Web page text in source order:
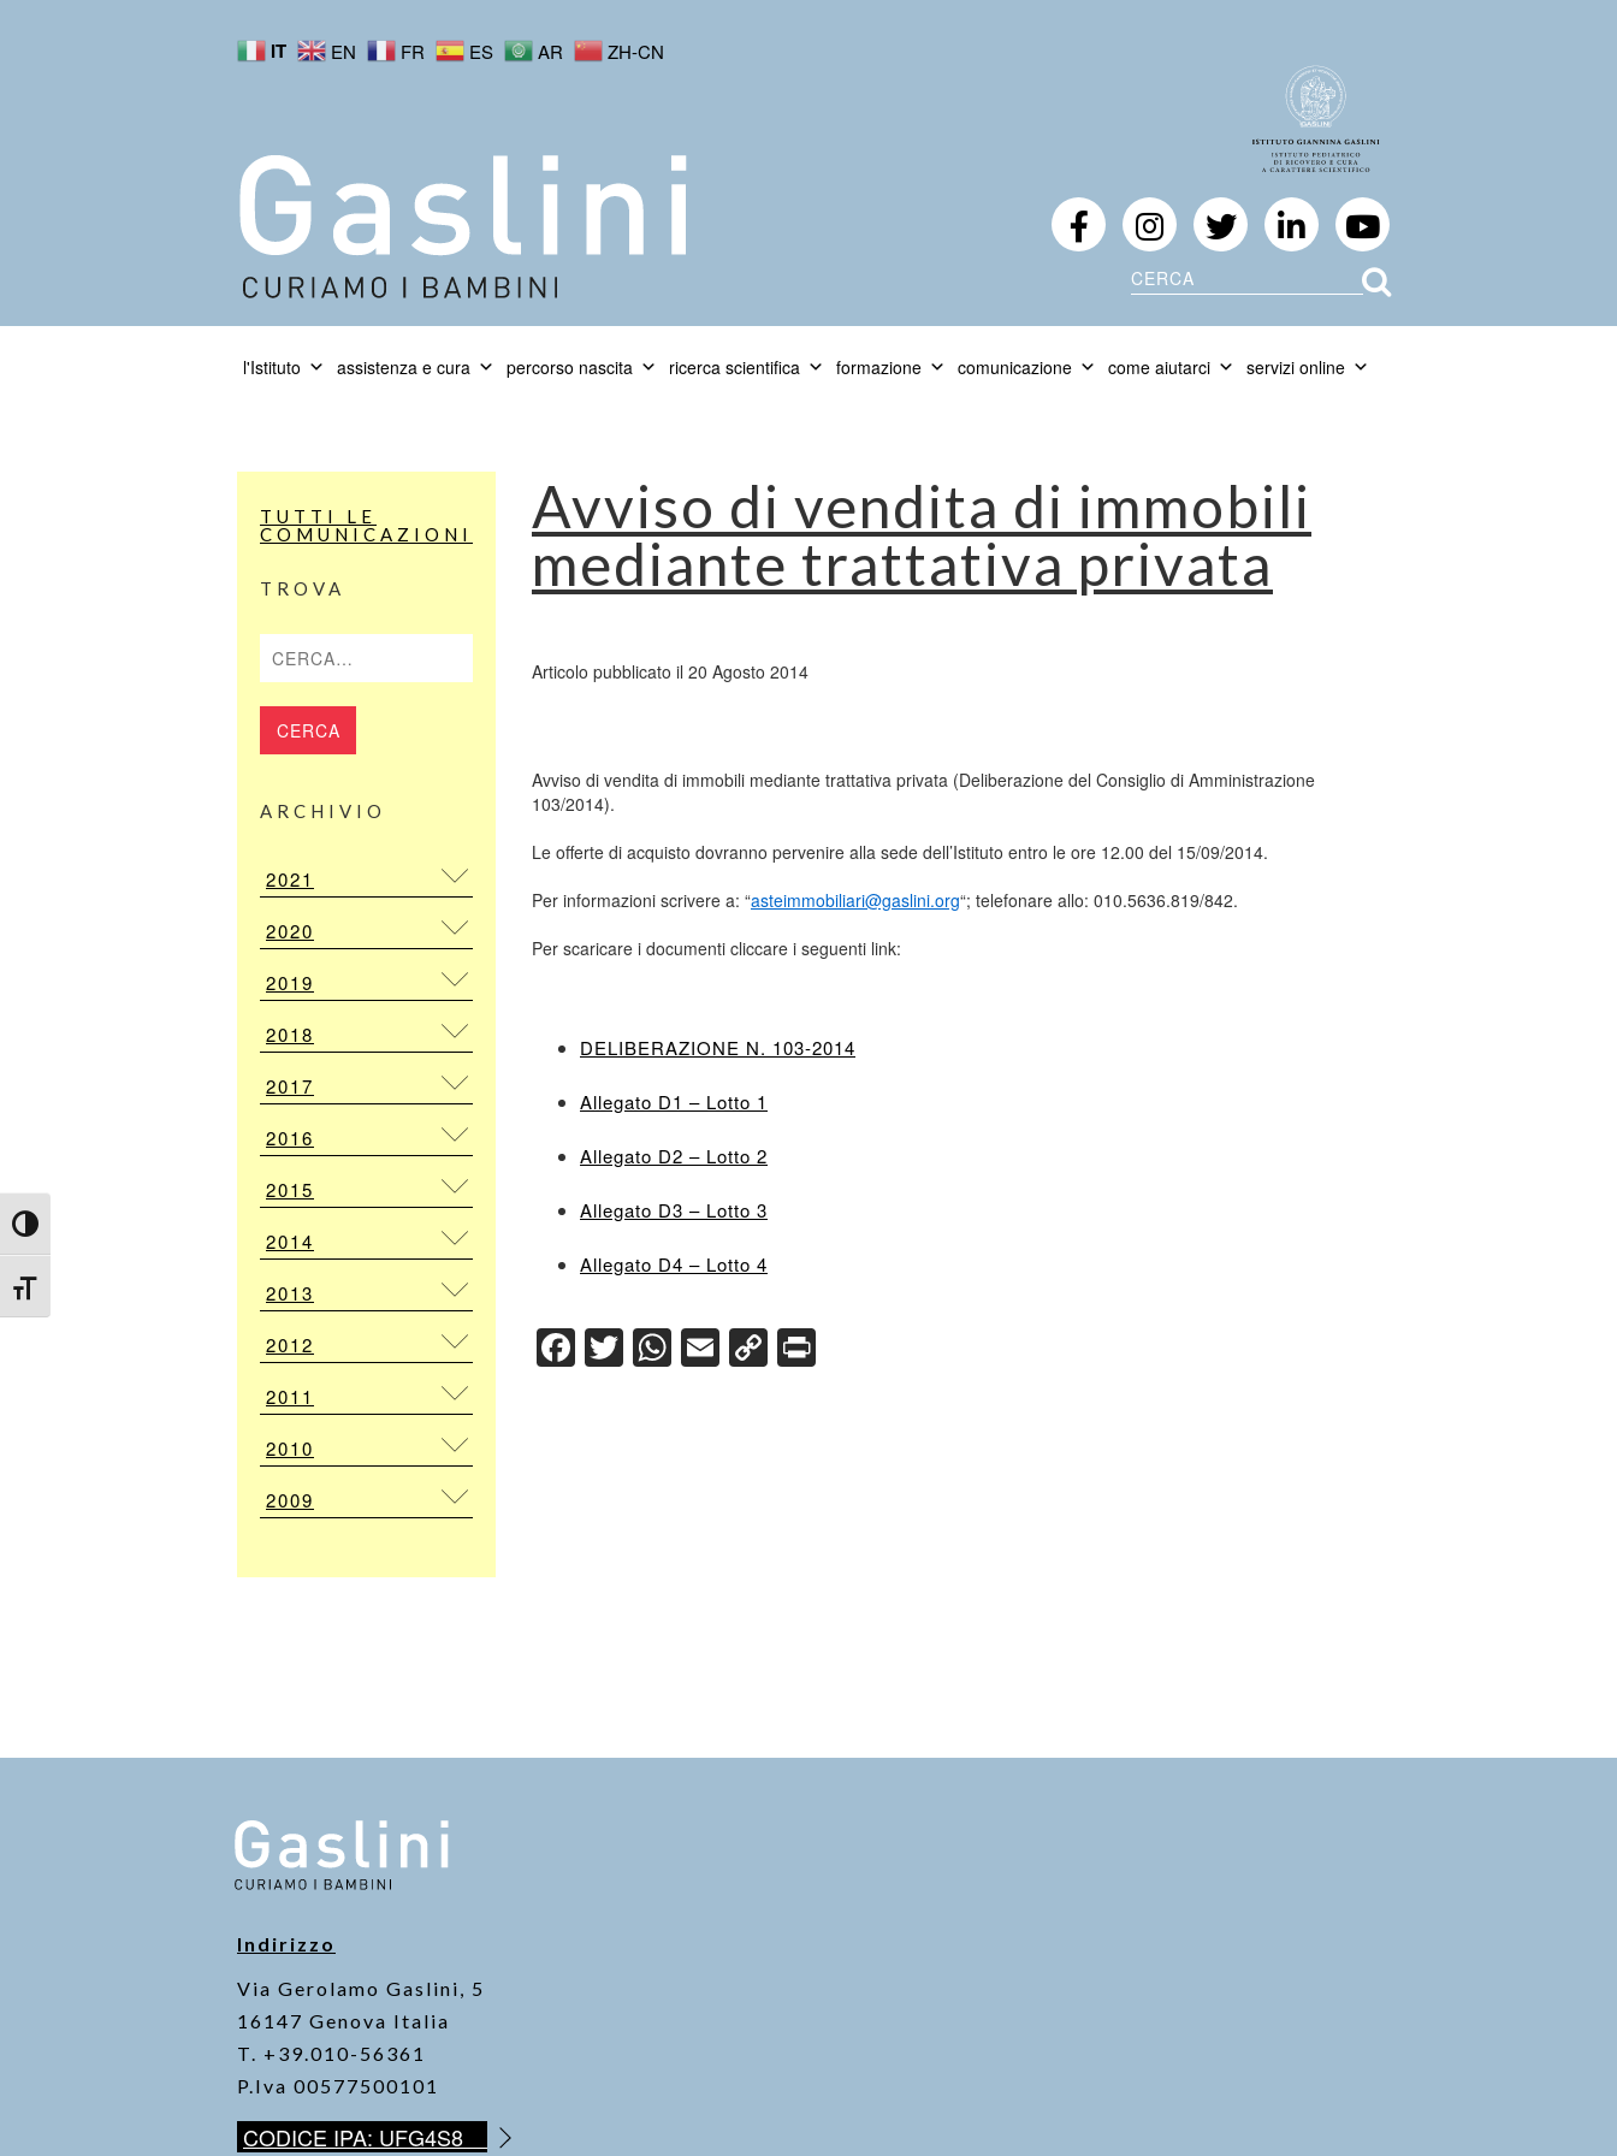
Attiva/disattiva alto contrasto
Attiva/disattiva dimensione testo
IT EN FR ES AR ZH-CN
Cerca
l'Istituto assistenza e cura percorso nascita ricerca scientifica formazione comunicazione come aiutarci servizi online
TUTTI LE
COMUNICAZIONI
TROVA
ARCHIVIO
2021
2020
2019
2018
2017
2016
2015
2014
2013
2012
2011
2010
2009
Avviso di vendita di immobili
mediante trattativa privata
Articolo pubblicato il 20 Agosto 2014
Avviso di vendita di immobili mediante trattativa privata (Deliberazione del Consiglio di Amministrazione
103/2014).
Le offerte di acquisto dovranno pervenire alla sede dell’Istituto entro le ore 12.00 del 15/09/2014.
Per informazioni scrivere a: “asteimmobiliari@gaslini.org“; telefonare allo: 010.5636.819/842.
Per scaricare i documenti cliccare i seguenti link:
DELIBERAZIONE N. 103-2014
Allegato D1 – Lotto 1
Allegato D2 – Lotto 2
Allegato D3 – Lotto 3
Allegato D4 – Lotto 4
Facebook
Twitter
WhatsApp
Email
Copy
Link
Indirizzo
Via Gerolamo Gaslini, 5
16147 Genova Italia
T. +39.010-56361
P.Iva 00577500101
CODICE IPA: UFG4S8